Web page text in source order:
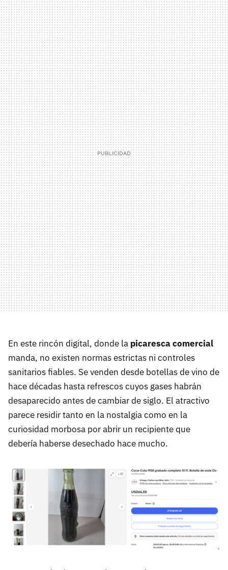
En este rincón digital, donde la picaresca comercial
manda, no existen normas estrictas ni controles
sanitarios fiables. Se venden desde botellas de vino de
hace décadas hasta refrescos cuyos gases habrán
desaparecido antes de cambiar de siglo. El atractivo
parece residir tanto en la nostalgia como en la
curiosidad morbosa por abrir un recipiente que
debería haberse desechado hace mucho.